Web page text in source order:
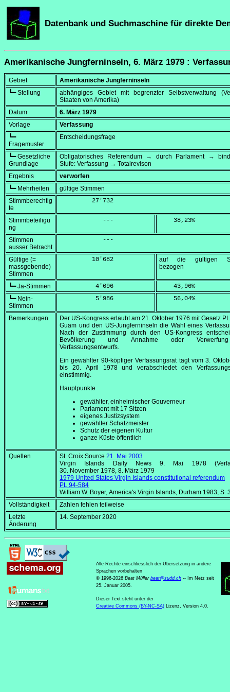
Datenbank und Suchmaschine für direkte
Amerikanische Jungferninseln, 6. März 1979 :
Gebiet
Amerikanische Jungferninseln
┗━ Stellung
abhängiges Gebiet mit begrenzter Selbstverwaltung
Staaten von Amerika)
Datum
6. März 1979
Vorlage
Verfassung
┗━
Fragemuster
Entscheidungsfrage
┗━ Gesetzliche
Grundlage
Obligatorisches Referendum → durch Parlament →
Stufe: Verfassung → Totalrevison
Ergebnis
verworfen
┗━ Mehrheiten
gültige Stimmen
Stimmberechtig
te
         27'732
Stimmbeteiligu
ng
            ---
    38,23
%
Stimmen
ausser Betracht
            ---
Gültige (=
massgebende)
Stimmen
         10'682
auf die gültigen
bezogen
┗━ Ja-Stimmen
          4'696
    43,96
%
┗━ Nein-
Stimmen
          5'986
    56,04
%
Bemerkungen Der US-Kongress erlaubt am 21. Oktober 1976 mit Gesetz
Guam und den US-Jungferninseln die Wahl eines
Nach der Zustimmung durch den US-Kongress
Bevölkerung und Annahme oder
Verfassungsentwurfs.
Ein gewählter 90-köpfiger Verfassungsrat tagt vom3.
bis 20. April 1978und verabschiedet den
einstimmig.
Hauptpunkte
gewählter, einheimischer Gouverneur
Parlament mit 17 Sitzen
eigenes Justizsystem
gewählter Schatzmeister
Schutz der eigenen Kultur
ganze Küste öffentlich
Quellen St. Croix Source 21. Mai 2003
Virgin Islands Daily News
9. Mai 1978
30. November 1978, 8. März 1979
1979 United States Virgin Islands constitutional referendum
PL 94-584
William W. Boyer, America's Virgin Islands, Durham 1983, S.
Vollständigkeit
Zahlen fehlen teilweise
Letzte
Änderung
14. September 2020
Alle Rechte einschliesslich der Übersetzung in andere
Sprachen vorbehalten
© 1996-2026 Beat Müller beat@sudd.ch -- Im Netz seit
25. Januar 2005.
Dieser Text steht unter der
Creative Commons (BY-NC-SA) Lizenz, Version 4.0.